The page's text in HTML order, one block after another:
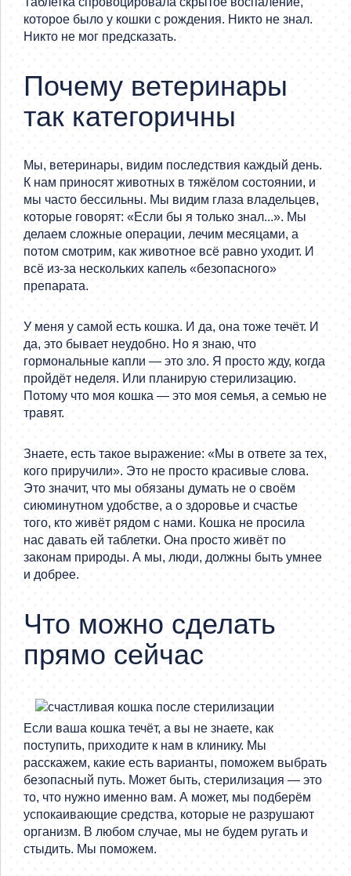
которое было у кошки с рождения. Никто не знал.
Никто не мог предсказать.
Почему ветеринары
так категоричны
Мы, ветеринары, видим последствия каждый день.
К нам приносят животных в тяжёлом состоянии, и
мы часто бессильны. Мы видим глаза владельцев,
которые говорят: «Если бы я только знал...». Мы
делаем сложные операции, лечим месяцами, а
потом смотрим, как животное всё равно уходит. И
всё из-за нескольких капель «безопасного»
препарата.
У меня у самой есть кошка. И да, она тоже течёт. И
да, это бывает неудобно. Но я знаю, что
гормональные капли — это зло. Я просто жду, когда
пройдёт неделя. Или планирую стерилизацию.
Потому что моя кошка — это моя семья, а семью не
травят.
Знаете, есть такое выражение: «Мы в ответе за тех,
кого приручили». Это не просто красивые слова.
Это значит, что мы обязаны думать не о своём
сиюминутном удобстве, а о здоровье и счастье
того, кто живёт рядом с нами. Кошка не просила
нас давать ей таблетки. Она просто живёт по
законам природы. А мы, люди, должны быть умнее
и добрее.
Что можно сделать
прямо сейчас
Если ваша кошка течёт, а вы не знаете, как
поступить, приходите к нам в клинику. Мы
расскажем, какие есть варианты, поможем выбрать
безопасный путь. Может быть, стерилизация — это
то, что нужно именно вам. А может, мы подберём
успокаивающие средства, которые не разрушают
организм. В любом случае, мы не будем ругать и
стыдить. Мы поможем.